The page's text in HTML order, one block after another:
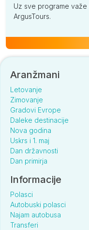
Uz sve programe važe
ArgusTours.
Aranžmani
Letovanje
Zimovanje
Gradovi Evrope
Daleke destinacije
Nova godina
Uskrs i 1. maj
Dan državnosti
Dan primirja
Informacije
Polasci
Autobuski polasci
Najam autobusa
Transferi